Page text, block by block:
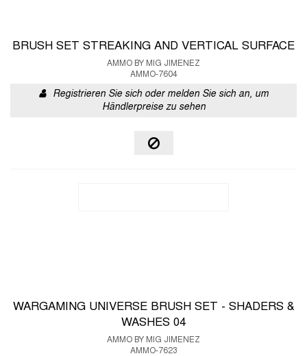
BRUSH SET STREAKING AND VERTICAL SURFACE
AMMO BY MIG JIMENEZ
AMMO-7604
Registrieren Sie sich oder melden Sie sich an, um
Händlerpreise zu sehen
WARGAMING UNIVERSE BRUSH SET - SHADERS &
WASHES 04
AMMO BY MIG JIMENEZ
AMMO-7623